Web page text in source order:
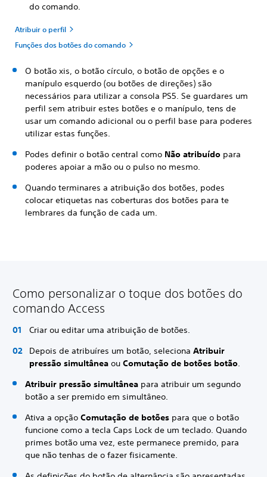
do comando.
Atribuir o perfil
Funções dos botões do comando
O botão xis, o botão círculo, o botão de opções e o
manípulo esquerdo (ou botões de direções) são
necessários para utilizar a consola PS5. Se guardares um
perfil sem atribuir estes botões e o manípulo, tens de
usar um comando adicional ou o perfil base para poderes
utilizar estas funções.
Podes definir o botão central como Não atribuído para
poderes apoiar a mão ou o pulso no mesmo.
Quando terminares a atribuição dos botões, podes
colocar etiquetas nas coberturas dos botões para te
lembrares da função de cada um.
Como personalizar o toque dos botões do
comando Access
Criar ou editar uma atribuição de botões.
Depois de atribuíres um botão, seleciona Atribuir
pressão simultânea ou Comutação de botões botão
Atribuir pressão simultânea para atribuir um segundo
botão a ser premido em simultâneo.
Ativa a opção Comutação de botões para que o botão
funcione como a tecla Caps Lock de um teclado. Quando
primes botão uma vez, este permanece premido, para
que não tenhas de o fazer fisicamente.